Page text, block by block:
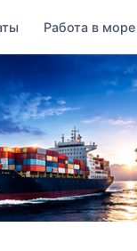
Работа в море